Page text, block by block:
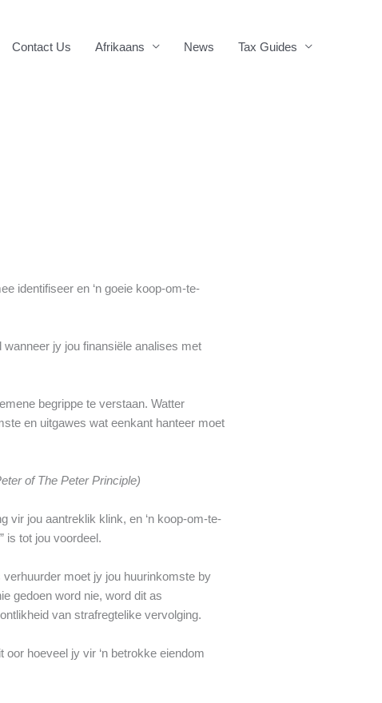
Contact Us Afrikaans News Tax Guides
identifiseer en ‘n goeie koop-om-te-
jy jou finansiële analises met
begrippe te verstaan. Watter
en uitgawes wat eenkant hanteer moet
of The Peter Principle)
vir jou aantreklik klink, en ‘n koop-om-te-
is tot jou voordeel.
moet jy jou huurinkomste by
gedoen word nie, word dit as
van strafregtelike vervolging.
hoeveel jy vir ‘n betrokke eiendom